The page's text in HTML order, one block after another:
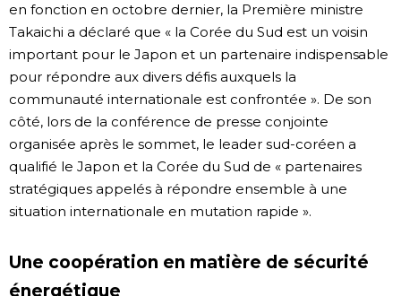
en fonction en octobre dernier, la Première ministre
Takaichi a déclaré que « la Corée du Sud est un voisin
important pour le Japon et un partenaire indispensable
pour répondre aux divers défis auxquels la
communauté internationale est confrontée ». De son
côté, lors de la conférence de presse conjointe
organisée après le sommet, le leader sud-coréen a
qualifié le Japon et la Corée du Sud de « partenaires
stratégiques appelés à répondre ensemble à une
situation internationale en mutation rapide ».
Une coopération en matière de sécurité
énergétique